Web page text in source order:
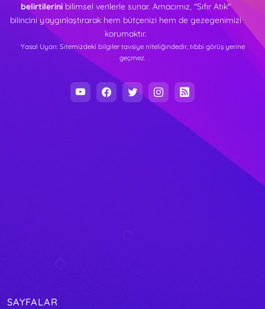
belirtilerinibilimsel verilerle sunar. Amacımız, "Sıfır Atık"
bilincini yaygınlaştırarak hem bütçenizi hem de gezegenimizi
korumaktır.
Yasal Uyarı: Sitemizdeki bilgiler tavsiye niteliğindedir, tıbbi görüş yerine
geçmez.
SAYFALAR